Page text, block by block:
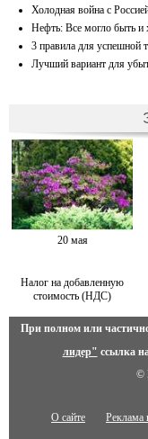
Холодная война с
Нефть: Все могло быть и
3 правила для успешной
Лучший вариант для
20 мая
Налог на добавленную
стоимость (НДС)
При полном или
лидер" ссылка
©
О сайте Реклама